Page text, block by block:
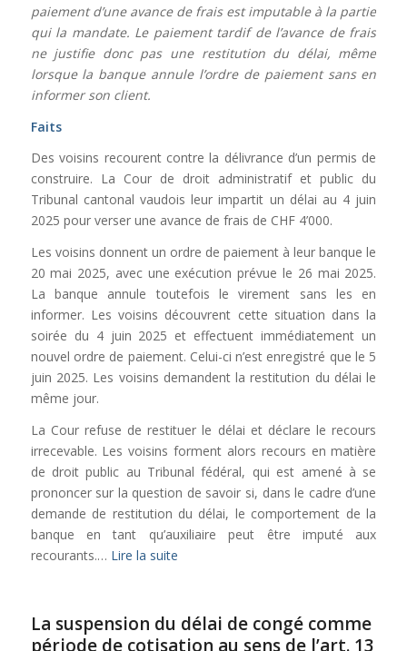
paiement d’une avance de frais est imputable à la partie
qui la mandate. Le paiement tardif de l’avance de frais
ne justifie donc pas une restitution du délai, même
lorsque la banque annule l’ordre de paiement sans en
informer son client.
Faits
Des voisins recourent contre la délivrance d’un permis de
construire. La Cour de droit administratif et public du
Tribunal cantonal vaudois leur impartit un délai au 4 juin
2025 pour verser une avance de frais de CHF 4’000.
Les voisins donnent un ordre de paiement à leur banque le
20 mai 2025, avec une exécution prévue le 26 mai 2025.
La banque annule toutefois le virement sans les en
informer. Les voisins découvrent cette situation dans la
soirée du 4 juin 2025 et effectuent immédiatement un
nouvel ordre de paiement. Celui-ci n’est enregistré que le 5
juin 2025. Les voisins demandent la restitution du délai le
même jour.
La Cour refuse de restituer le délai et déclare le recours
irrecevable. Les voisins forment alors recours en matière
de droit public au Tribunal fédéral, qui est amené à se
prononcer sur la question de savoir si, dans le cadre d’une
demande de restitution du délai, le comportement de la
banque en tant qu’auxiliaire peut être imputé aux
recourants.… Lire la suite
La suspension du délai de congé comme
période de cotisation au sens de l’art. 13